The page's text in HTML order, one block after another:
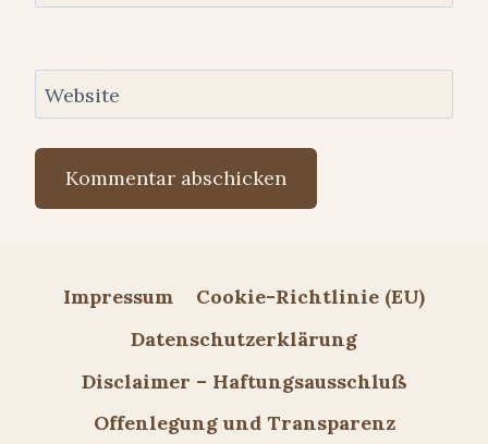
Website
Impressum
Cookie-Richtlinie (EU)
Datenschutzerklärung
Disclaimer – Haftungsausschluß
Offenlegung und Transparenz